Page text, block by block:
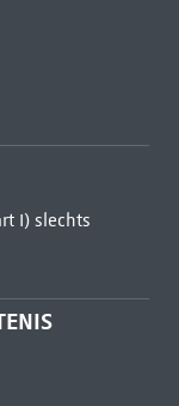
I) slechts